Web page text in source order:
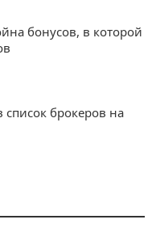
бонусов, в которой
брокеров на